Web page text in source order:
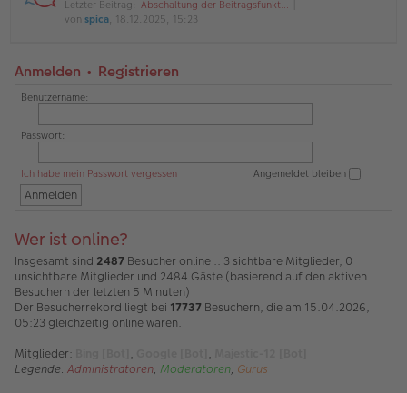
Letzter Beitrag: Abschaltung der Beitragsfunkt…
von spica, 18.12.2025, 15:23
Anmelden • Registrieren
Benutzername:
Passwort:
Ich habe mein Passwort vergessen Angemeldet bleiben
Wer ist online?
Insgesamt sind 2487 Besucher online :: 3 sichtbare Mitglieder, 0
unsichtbare Mitglieder und 2484 Gäste (basierend auf den aktiven
Besuchern der letzten 5 Minuten)
Der Besucherrekord liegt bei 17737 Besuchern, die am 15.04.2026,
05:23 gleichzeitig online waren.
Mitglieder:
, ,
Legende: Administratoren, Moderatoren, Gurus